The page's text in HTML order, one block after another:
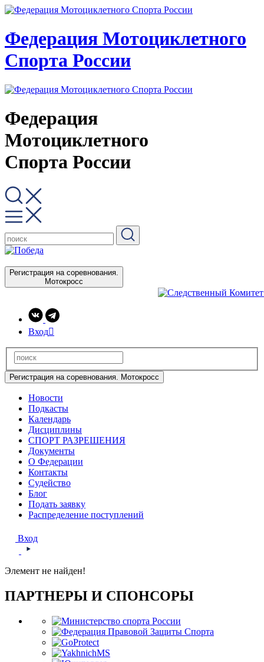
Федерация Мотоциклетного
Спорта России
Федерация
Мотоциклетного
Спорта России
Регистрация на соревнования.
Мотокросс
Вход
Регистрация на соревнования. Мотокросс
Новости
Подкасты
Календарь
Дисциплины
СПОРТ РАЗРЕШЕНИЯ
Документы
О Федерации
Контакты
Судейство
Блог
Подать заявку
Распределение поступлений
Вход
Элемент не найден!
ПАРТНЕРЫ И СПОНСОРЫ